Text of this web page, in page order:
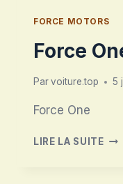
FORCE MOTORS
Force
Parvoiture.top 5
Force One
LIRE LA SUITE